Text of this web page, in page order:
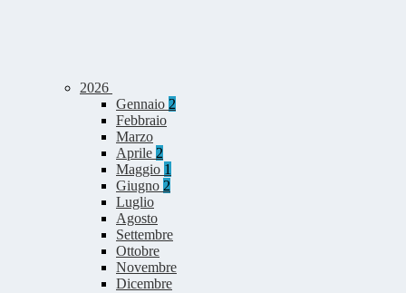
2026
Gennaio 2
Febbraio
Marzo
Aprile 2
Maggio 1
Giugno 2
Luglio
Agosto
Settembre
Ottobre
Novembre
Dicembre